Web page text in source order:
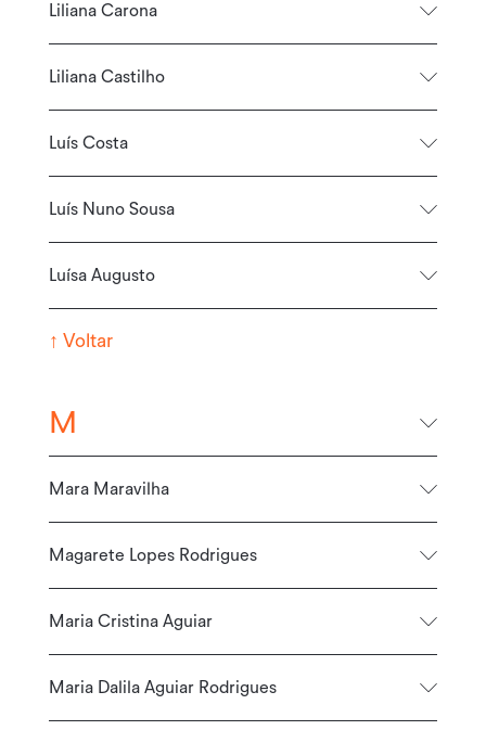
Liliana Carona
Liliana Castilho
Luís Costa
Luís Nuno Sousa
Luísa Augusto
↑ Voltar
M
Mara Maravilha
Magarete Lopes Rodrigues
Maria Cristina Aguiar
Maria Dalila Aguiar Rodrigues